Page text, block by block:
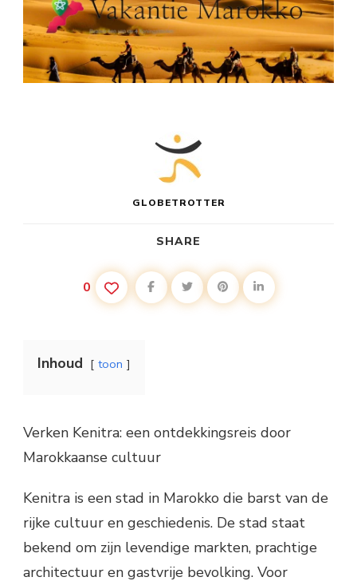
GLOBETROTTER
SHARE
0
Inhoud toon
Verken Kenitra: een ontdekkingsreis door
Marokkaanse cultuur
Kenitra is een stad in Marokko die barst van de
rijke cultuur en geschiedenis. De stad staat
bekend om zijn levendige markten, prachtige
architectuur en gastvrije bevolking. Voor